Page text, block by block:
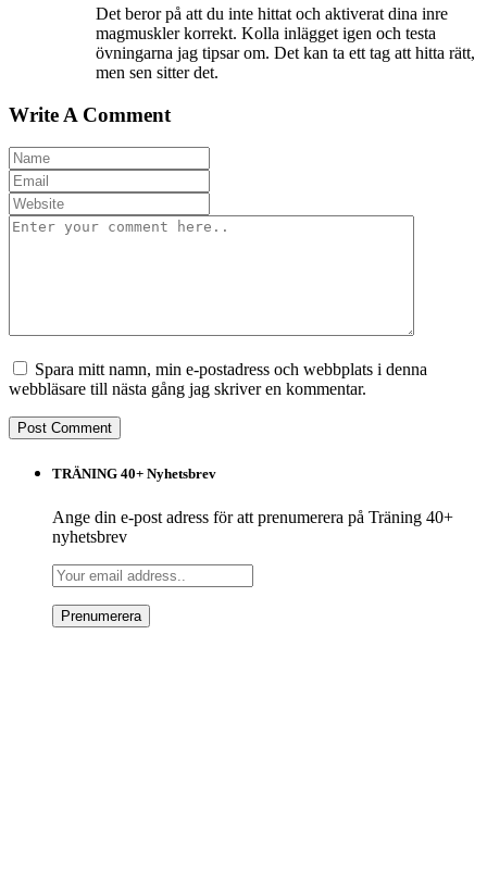
Det beror på att du inte hittat och aktiverat dina inre
magmuskler korrekt. Kolla inlägget igen och testa
övningarna jag tipsar om. Det kan ta ett tag att hitta rätt,
men sen sitter det.
Write A Comment
Spara mitt namn, min e-postadress och webbplats i denna
webbläsare till nästa gång jag skriver en kommentar.
TRÄNING 40+ Nyhetsbrev
Ange din e-post adress för att prenumerera på Träning 40+
nyhetsbrev